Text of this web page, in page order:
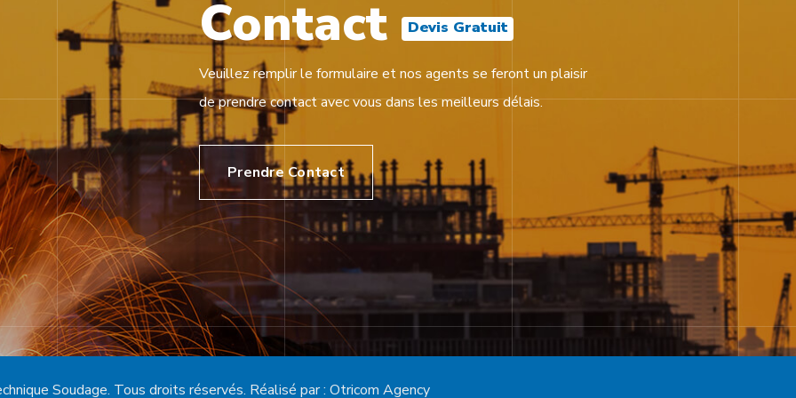
Contact Devis Gratuit
Veuillez remplir le formulaire et nos agents se feront un plaisir
de prendre contact avec vous dans les meilleurs délais.
Prendre Contact
Soudage. Tous droits réservés. Réalisé par : Otricom Agency